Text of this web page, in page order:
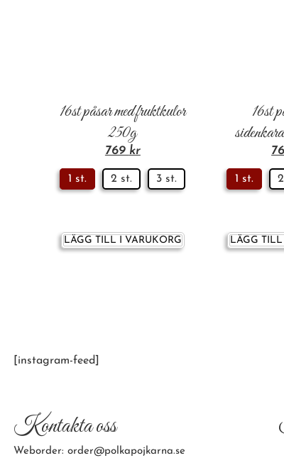
16st påsar med fruktkulor
250g
769 kr
1 st. 2 st. 3 st.
LÄGG TILL I VARUKORG
16st
1 st.
LÄGG
[instagram-feed]
Kontakta oss
Weborder: order@polkapojkarna.se